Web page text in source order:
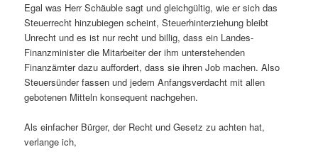
Egal was Herr Schäuble sagt und gleichgültig, wie er sich das
Steuerrecht hinzubiegen scheint, Steuerhinterziehung bleibt
Unrecht und es ist nur recht und billig, dass ein Landes-
Finanzminister die Mitarbeiter der ihm unterstehenden
Finanzämter dazu auffordert, dass sie ihren Job machen. Also
Steuersünder fassen und jedem Anfangsverdacht mit allen
gebotenen Mitteln konsequent nachgehen.
Als einfacher Bürger, der Recht und Gesetz zu achten hat,
verlange ich,